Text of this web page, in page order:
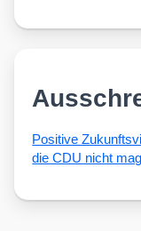
Posi­ti­ve
die CDU nicht